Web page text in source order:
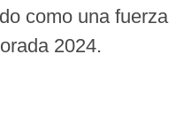
como una fuerza
2024.